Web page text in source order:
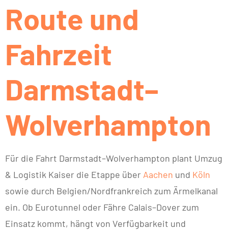
Route und
Fahrzeit
Darmstadt–
Wolverhampton
Für die Fahrt Darmstadt–Wolverhampton plant Umzug
& Logistik Kaiser die Etappe über Aachen und Köln
sowie durch Belgien/Nordfrankreich zum Ärmelkanal
ein. Ob Eurotunnel oder Fähre Calais–Dover zum
Einsatz kommt, hängt von Verfügbarkeit und